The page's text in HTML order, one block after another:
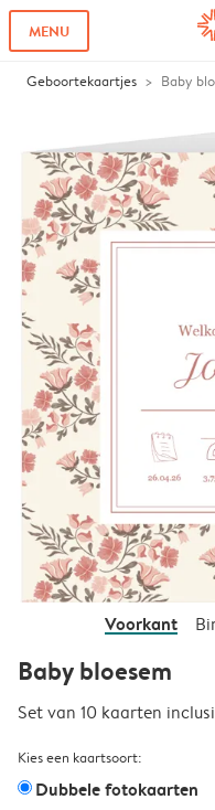
MENU
Geboortekaartjes Baby
Voorkant
Baby bloesem
Set van 10 kaarten
Kies een kaartsoort:
Dubbele fotokaarten